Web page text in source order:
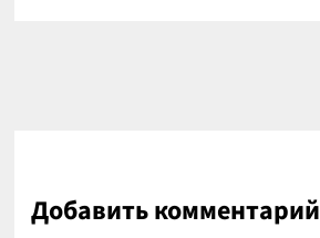
Добавить комментарий